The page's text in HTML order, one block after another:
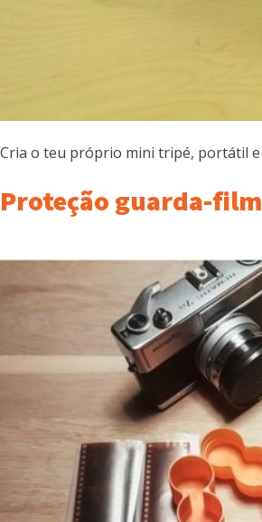
Cria o teu próprio mini tripé, portátil
Proteção guarda-